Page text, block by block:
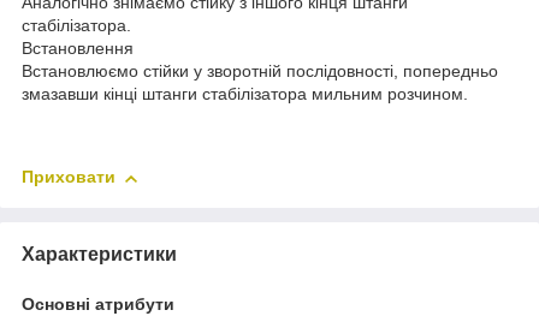
стабілізатора.
Встановлення
Встановлюємо стійки у зворотній послідовності, попередньо
змазавши кінці штанги стабілізатора мильним розчином.
Приховати
Характеристики
Основні атрибути